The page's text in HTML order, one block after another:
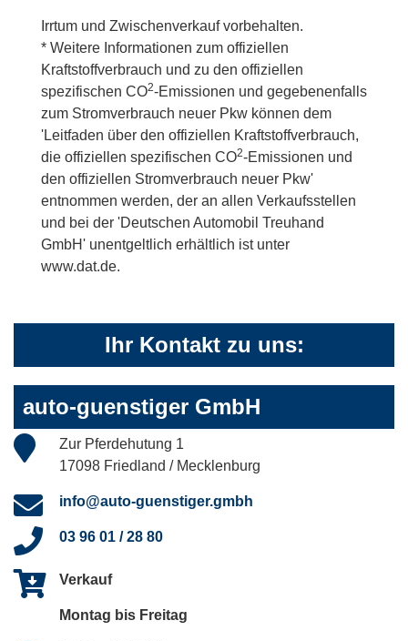
Irrtum und Zwischenverkauf vorbehalten.
* Weitere Informationen zum offiziellen
Kraftstoffverbrauch und zu den offiziellen
spezifischen CO2-Emissionen und gegebenenfalls
zum Stromverbrauch neuer Pkw können dem
'Leitfaden über den offiziellen Kraftstoffverbrauch,
die offiziellen spezifischen CO2-Emissionen und
den offiziellen Stromverbrauch neuer Pkw'
entnommen werden, der an allen Verkaufsstellen
und bei der 'Deutschen Automobil Treuhand
GmbH' unentgeltlich erhältlich ist unter
www.dat.de.
Ihr Kontakt zu uns:
auto-guenstiger GmbH
Zur Pferdehutung 1
17098 Friedland / Mecklenburg
info@auto-guenstiger.gmbh
03 96 01 / 28 80
Verkauf
Montag bis Freitag